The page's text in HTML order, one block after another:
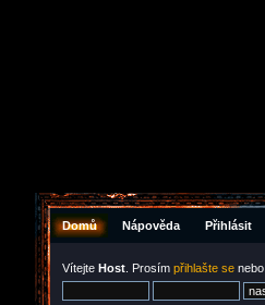
Domů Nápověda Přihlásit
Vítejte Host . Prosím přihlašte se nebo